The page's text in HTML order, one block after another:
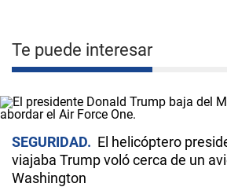
Te puede interesar
SEGURIDAD
El helicóptero
viajaba Trump voló cerca de un
Washington